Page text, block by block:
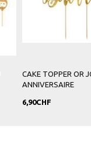
CAKE TOPPER OR
ANNIVERSAIRE
6,90CHF